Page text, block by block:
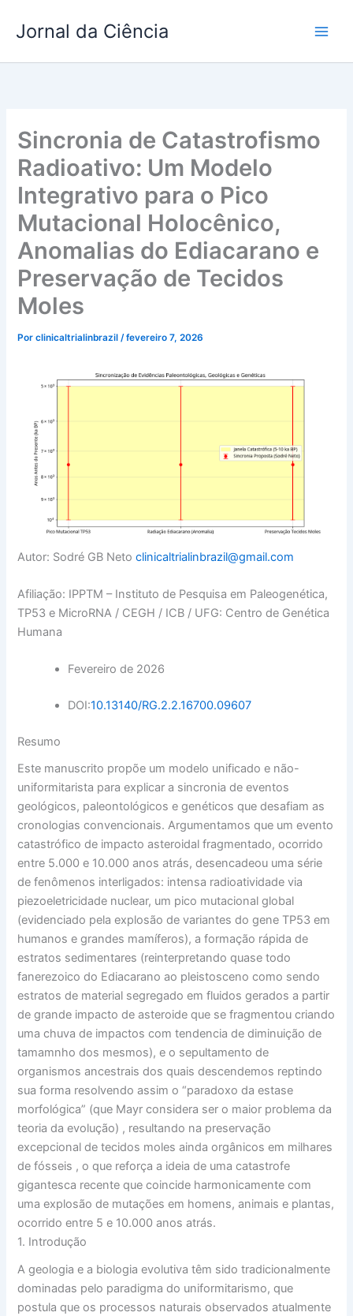
para
conteúdo
Jornal da Ciência
Sincronia de Catastrofismo
Radioativo: Um Modelo
Integrativo para o Pico
Mutacional Holocênico,
Anomalias do Ediacarano e
Preservação de Tecidos
Moles
Porclinicaltrialinbrazil/fevereiro 7, 2026
Autor: Sodré GB Netoclinicaltrialinbrazil@gmail.com
Afiliação: IPPTM – Instituto de Pesquisa em Paleogenética,
TP53 e MicroRNA / CEGH / ICB / UFG: Centro de Genética
Humana
Fevereiro de 2026
DOI:10.13140/RG.2.2.16700.09607
Resumo
Este manuscrito propõe um modelo unificado e não-
uniformitarista para explicar a sincronia de eventos
geológicos, paleontológicos e genéticos que desafiam as
cronologias convencionais. Argumentamos que um evento
catastrófico de impacto asteroidal fragmentado, ocorrido
entre 5.000 e 10.000 anos atrás, desencadeou uma série
de fenômenos interligados: intensa radioatividade via
piezoeletricidade nuclear, um pico mutacional global
(evidenciado pela explosão de variantes do gene TP53 em
humanos e grandes mamíferos), a formação rápida de
estratos sedimentares (reinterpretando quase todo
fanerezoico do Ediacarano ao pleistosceno como sendo
estratos de material segregado em fluidos gerados a partir
de grande impacto de asteroide que se fragmentou criando
uma chuva de impactos com tendencia de diminuição de
tamamnho dos mesmos), e o sepultamento de
organismos ancestrais dos quais descendemos reptindo
sua forma resolvendo assim o “paradoxo da estase
morfológica” (que Mayr considera ser o maior problema da
teoria da evolução) , resultando na preservação
excepcional de tecidos moles ainda orgânicos em milhares
de fósseis , o que reforça a ideia de uma catastrofe
gigantesca recente que coincide harmonicamente com
uma explosão de mutações em homens, animais e plantas,
ocorrido entre 5 e 10.000 anos atrás.
1. Introdução
A geologia e a biologia evolutiva têm sido tradicionalmente
dominadas pelo paradigma do uniformitarismo, que
postula que os processos naturais observados atualmente